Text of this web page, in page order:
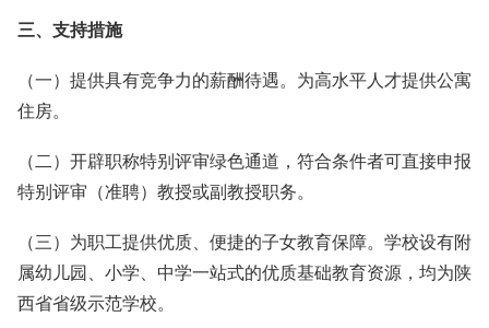
三、支持措施
（一）提供具有竞争力的薪酬待遇。为高水平人才提供公寓
住房。
（二）开辟职称特别评审绿色通道，符合条件者可直接申报
特别评审（准聘）教授或副教授职务。
（三）为职工提供优质、便捷的子女教育保障。学校设有附
属幼儿园、小学、中学一站式的优质基础教育资源，均为陕
西省省级示范学校。